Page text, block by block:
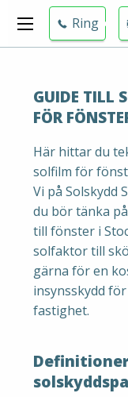
Ring
GUIDE TILL
FÖR
Här hittar du
solfilm för
Vi på Solskydd
du bör tänka
till fönster i
solfaktor till
gärna för en
insynsskydd
fastighet.